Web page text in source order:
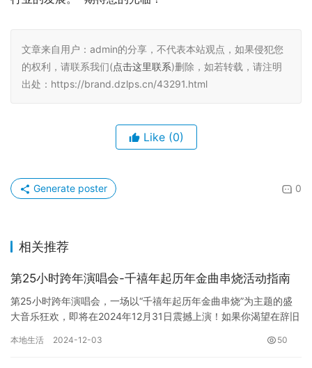
文章来自用户：admin的分享，不代表本站观点，如果侵犯您
的权利，请联系我们(点击这里联系)删除，如若转载，请注明
出处：https://brand.dzlps.cn/43291.html
Like (0)
0
Generate poster
相关推荐
第25小时跨年演唱会-千禧年起历年金曲串烧活动指南
第25小时跨年演唱会，一场以“千禧年起历年金曲串烧”为主题的盛
大音乐狂欢，即将在2024年12月31日震撼上演！如果你渴望在辞旧
本地生活 2024-12-03 50